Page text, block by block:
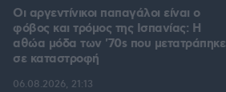
Οι αργεντίνικοι παπαγάλοι είναι ο
φόβος και τρόμος της Ισπανίας: Η
αθώα μόδα των '70s που μετατράπηκε
σε καταστροφή
06.08.2026, 21:13